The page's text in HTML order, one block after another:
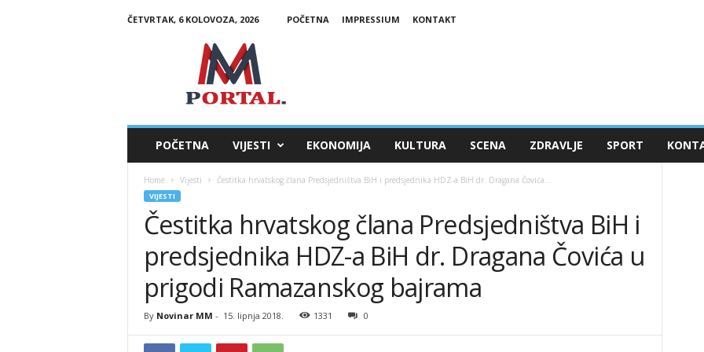
ČETVRTAK, 6 KOLOVOZA, 2026 POČETNA IMPRESSIUM
KONTAKT
POČETNA VIJESTI EKONOMIJA KULTURA SCENA ZDRAVLJE SPORT
Home Vijesti Čestitka hrvatskog člana Predsjedništva BiH i predsjednika HDZ-a BiH dr. Dragana Čovića...
VIJESTI
Čestitka hrvatskog člana Predsjedništva BiH i
predsjednika HDZ-a BiH dr. Dragana Čovića u
prigodi Ramazanskog bajrama
By Novinar MM - 15. lipnja 2018. 1331 0